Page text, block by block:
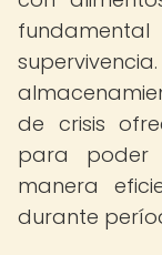
de crisis
para poder
manera
durante